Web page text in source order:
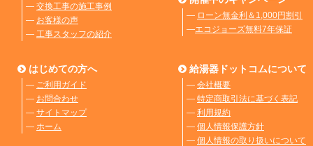
― 交換工事の施工事例
― お客様の声
― 工事スタッフの紹介
― ローン無金利＆1,000円割引
―エコジョーズ無料7年保証
はじめての方へ
― ご利用ガイド
― お問合わせ
― サイトマップ
― ホーム
給湯器ドットコムについて
― 会社概要
― 特定商取引法に基づく表記
― 利用規約
― 個人情報保護方針
― 個人情報の取り扱いについて